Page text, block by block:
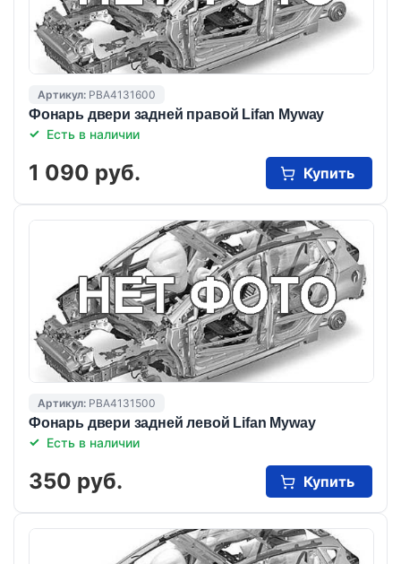
Артикул: PBA4131600
Фонарь двери задней правой Lifan Myway
Есть в наличии
1 090 руб. Купить
Артикул: PBA4131500
Фонарь двери задней левой Lifan Myway
Есть в наличии
350 руб. Купить